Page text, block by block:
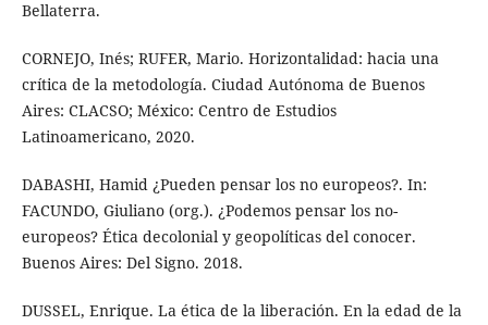
Bellaterra.
CORNEJO, Inés; RUFER, Mario. Horizontalidad: hacia una
crítica de la metodología. Ciudad Autónoma de Buenos
Aires: CLACSO; México: Centro de Estudios
Latinoamericano, 2020.
DABASHI, Hamid ¿Pueden pensar los no europeos?. In:
FACUNDO, Giuliano (org.). ¿Podemos pensar los no-
europeos? Ética decolonial y geopolíticas del conocer.
Buenos Aires: Del Signo. 2018.
DUSSEL, Enrique. La ética de la liberación. En la edad de la